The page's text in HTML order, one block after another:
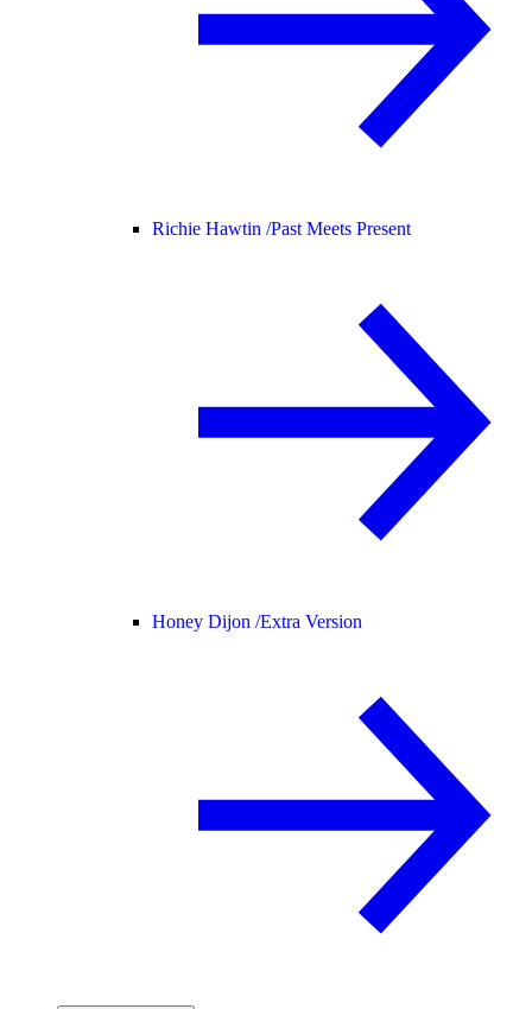
Richie Hawtin /Past Meets Present
Honey Dijon /Extra Version